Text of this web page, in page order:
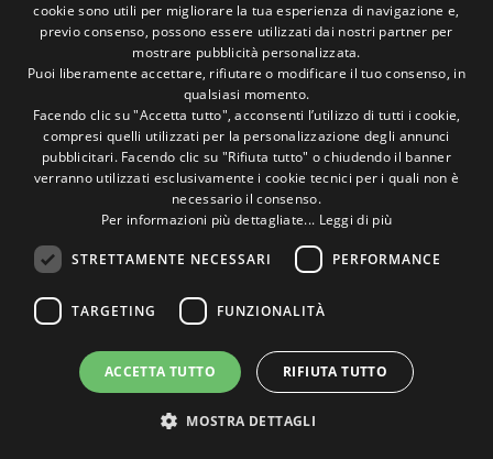
ENGLISH
cookie sono utili per migliorare la tua esperienza di navigazione e,
previo consenso, possono essere utilizzati dai nostri partner per
mostrare pubblicità personalizzata.
Puoi liberamente accettare, rifiutare o modificare il tuo consenso, in
qualsiasi momento.
Facendo clic su "Accetta tutto", acconsenti l’utilizzo di tutti i cookie,
compresi quelli utilizzati per la personalizzazione degli annunci
pubblicitari. Facendo clic su "Rifiuta tutto" o chiudendo il banner
verranno utilizzati esclusivamente i cookie tecnici per i quali non è
necessario il consenso.
Per informazioni più dettagliate... Leggi di più
STRETTAMENTE NECESSARI PERFORMANCE
TARGETING FUNZIONALITÀ
ACCETTA TUTTO RIFIUTA TUTTO
MOSTRA DETTAGLI